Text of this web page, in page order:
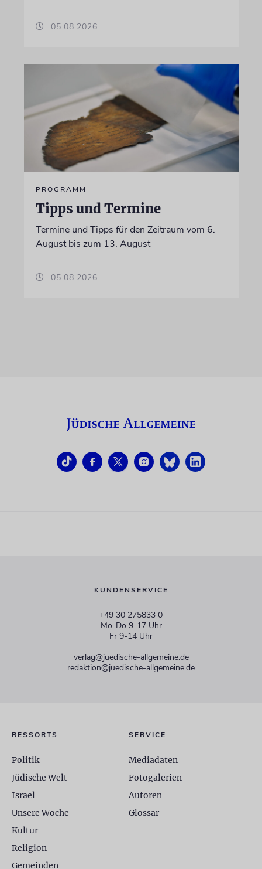
05.08.2026
PROGRAMM
Tipps und Termine
Termine und Tipps für den Zeitraum vom 6.
August bis zum 13. August
05.08.2026
KUNDENSERVICE
+49 30 275833 0
Mo-Do 9-17 Uhr
Fr 9-14 Uhr
verlag@juedische-allgemeine.de
redaktion@juedische-allgemeine.de
RESSORTS
Politik
Jüdische Welt
Israel
Unsere Woche
Kultur
Religion
Gemeinden
SERVICE
Mediadaten
Fotogalerien
Autoren
Glossar